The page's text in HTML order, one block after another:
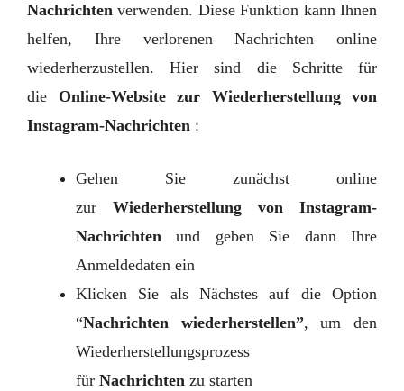
Nachrichtenverwenden. Diese Funktion kann Ihnen
helfen, Ihre verlorenen Nachrichten online
wiederherzustellen. Hier sind die Schritte für
die Online-Website zur Wiederherstellung von
Instagram-Nachrichten :
Gehen Sie zunächst online
zur Wiederherstellung von Instagram-
Nachrichten und geben Sie dann Ihre
Anmeldedaten ein
Klicken Sie als Nächstes auf die Option
“Nachrichten wiederherstellen”, um den
Wiederherstellungsprozess
für Nachrichten zu starten